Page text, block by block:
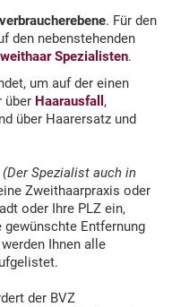
. Für den
den nebenstehenden
Spezialisten.
um auf der einen
über Haarausfall ,
über Haarersatz und
(Der Spezialist auch in
Zweithaarpraxis oder
oder Ihre PLZ ein,
Entfernung
Ihnen alle
der BVZ